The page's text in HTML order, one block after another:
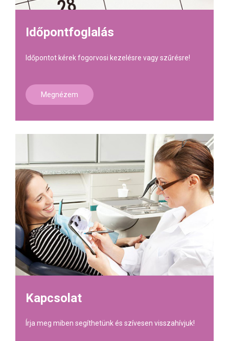
Időpontfoglalás
Időpontot kérek fogorvosi kezelésre vagy szűrésre!
Megnézem
Kapcsolat
Írja meg miben segíthetünk és szívesen visszahívjuk!